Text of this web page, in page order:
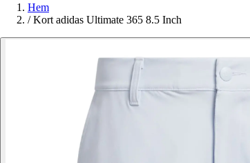
Hem
/ Kort adidas Ultimate 365 8.5 Inch